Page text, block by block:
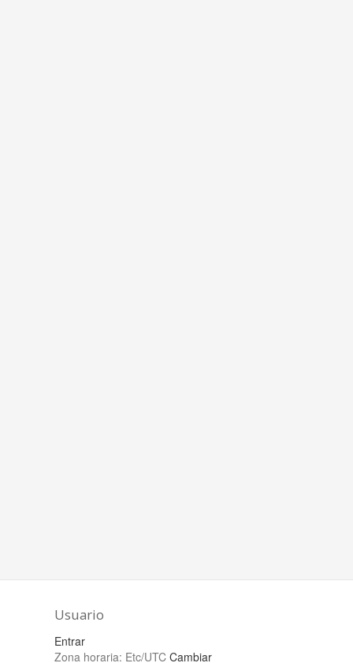
Usuario
Entrar
Zona horaria: Etc/UTC Cambiar